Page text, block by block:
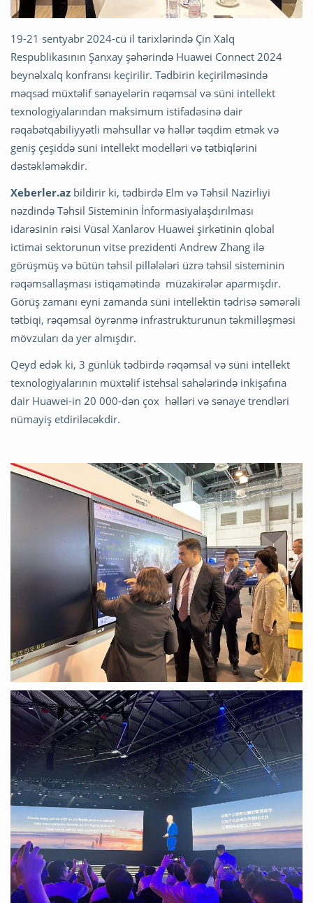
19-21 sentyabr 2024-cü il tarixlərində Çin Xalq
Respublikasının Şanxay şəhərində Huawei Connect 2024
beynəlxalq konfransı keçirilir. Tədbirin keçirilməsində
məqsəd müxtəlif sənayelərin rəqəmsal və süni intellekt
texnologiyalarından maksimum istifadəsinə dair
rəqabətqabiliyyətli məhsullar və həllər təqdim etmək və
geniş çeşiddə süni intellekt modelləri və tətbiqlərini
dəstəkləməkdir.
Xeberler.az bildirir ki, tədbirdə Elm və Təhsil Nazirliyi
nəzdində Təhsil Sisteminin İnformasiyalaşdırılması
idarəsinin rəisi Vüsal Xanlarov Huawei şirkətinin qlobal
ictimai sektorunun vitse prezidenti Andrew Zhang ilə
görüşmüş və bütün təhsil pillələləri üzrə təhsil sisteminin
rəqəmsallaşması istiqamətində müzakirələr aparmışdır.
Görüş zamanı eyni zamanda süni intellektin tədrisə səmərəli
tətbiqi, rəqəmsal öyrənmə infrastrukturunun təkmilləşməsi
mövzuları da yer almışdır.
Qeyd edək ki, 3 günlük tədbirdə rəqəmsal və süni intellekt
texnologiyalarının müxtəlif istehsal sahələrində inkişafına
dair Huawei-in 20 000-dən çox həlləri və sənaye trendləri
nümayiş etdiriləcəkdir.